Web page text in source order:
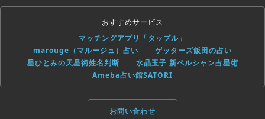
おすすめサービス
マッチングアプリ「タップル」
marouge（マルージュ）占い
ゲッターズ飯田の占い
星ひとみの天星術姓名判断
水晶玉子 新ペルシャン占星術
Ameba占い館SATORI
お問い合わせ